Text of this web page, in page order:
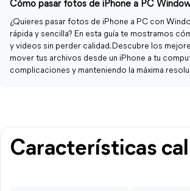
¿Quieres pasar fotos de iPhone a PC con
rápida y sencilla? En esta guía te mostramos
y videos sin perder calidad. Descubre los
mover tus archivos desde un iPhone a tu
complicaciones y manteniendo la máxima
Características